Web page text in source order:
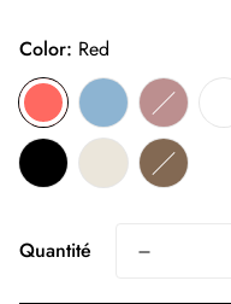
Color: Red
Quantité